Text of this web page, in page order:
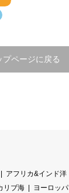
プページに戻る
アフリカ&インド洋
リブ海 ヨーロッパ